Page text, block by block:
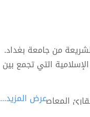
من جامعة بغداد.
التي تجمع بين
المعاصر، مع التركيز
عرض المزيد...